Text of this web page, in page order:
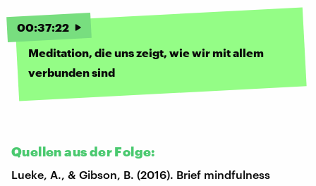
00:37:22
Meditation, die uns zeigt, wie wir mit allem
verbunden sind
Quellen aus der Folge:
Lueke, A., & Gibson, B. (2016). Brief mindfulness